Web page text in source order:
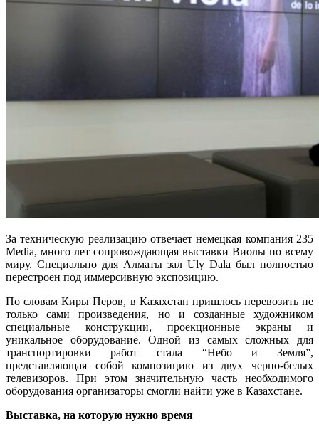
За техническую реализацию отвечает немецкая компания 235
Media, много лет сопровождающая выставки Виолы по всему
миру. Специально для Алматы зал Uly Dala был полностью
перестроен под иммерсивную экспозицию.
По словам Киры Перов, в Казахстан пришлось перевозить не
только сами произведения, но и созданные художником
специальные конструкции, проекционные экраны и
уникальное оборудование. Одной из самых сложных для
транспортировки работ стала “Небо и Земля”,
представляющая собой композицию из двух черно-белых
телевизоров. При этом значительную часть необходимого
оборудования организаторы смогли найти уже в Казахстане.
Выставка, на которую нужно время